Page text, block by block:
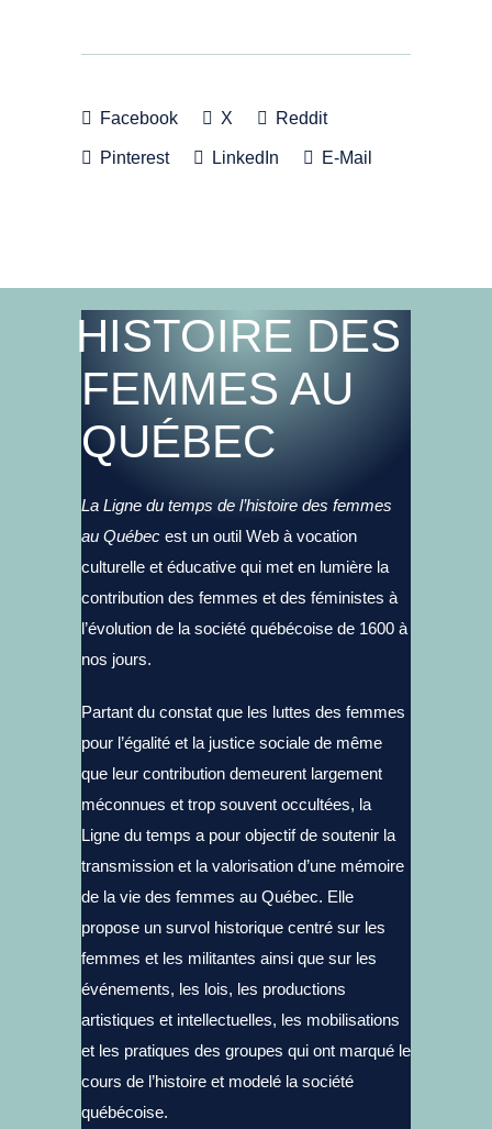
Facebook X Reddit
Pinterest LinkedIn E-Mail
HISTOIRE DES
FEMMES AU
QUÉBEC
La Ligne du temps de l’histoire des femmes
au Québec est un outil Web à vocation
culturelle et éducative qui met en lumière la
contribution des femmes et des féministes à
l’évolution de la société québécoise de 1600 à
nos jours.
Partant du constat que les luttes des femmes
pour l’égalité et la justice sociale de même
que leur contribution demeurent largement
méconnues et trop souvent occultées, la
Ligne du temps a pour objectif de soutenir la
transmission et la valorisation d’une mémoire
de la vie des femmes au Québec. Elle
propose un survol historique centré sur les
femmes et les militantes ainsi que sur les
événements, les lois, les productions
artistiques et intellectuelles, les mobilisations
et les pratiques des groupes qui ont marqué le
cours de l’histoire et modelé la société
québécoise.